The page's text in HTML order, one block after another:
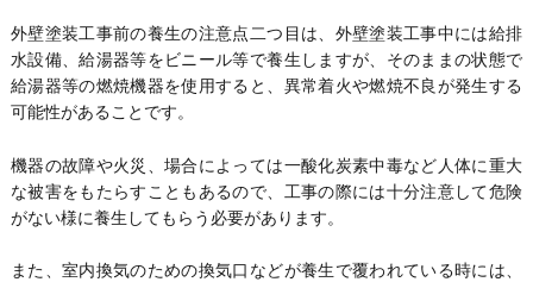
外壁塗装工事前の養生の注意点二つ目は、外壁塗装工事中には給排
水設備、給湯器等をビニール等で養生しますが、そのままの状態で
給湯器等の燃焼機器を使用すると、異常着火や燃焼不良が発生する
可能性があることです。
機器の故障や火災、場合によっては一酸化炭素中毒など人体に重大
な被害をもたらすこともあるので、工事の際には十分注意して危険
がない様に養生してもらう必要があります。
また、室内換気のための換気口などが養生で覆われている時には、